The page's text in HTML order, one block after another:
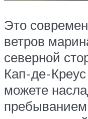
Это
ветров
северной
Кап-де-
можете